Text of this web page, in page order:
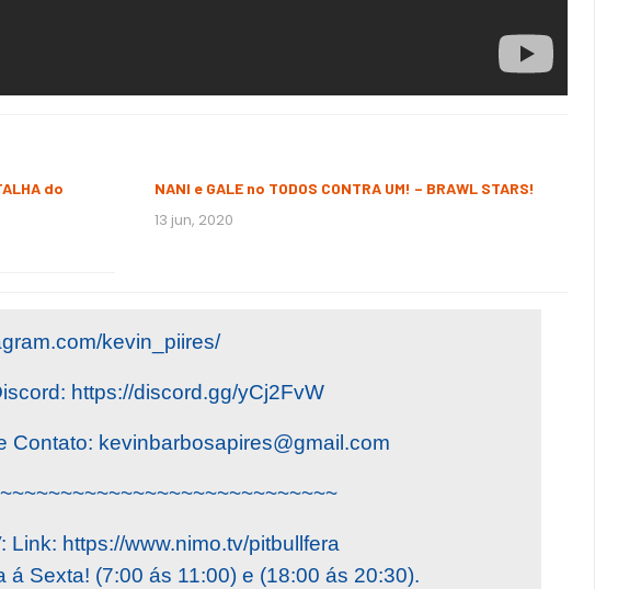
do
NANI e GALE no TODOS CONTRA UM! – BRAWL STARS!
13 jun, 2020
kevin_piires/
https://discord.gg/yCj2FvW
Contato: kevinbarbosapires@gmail.com
Link: https://www.nimo.tv/pitbullfera
á Sexta! (7:00 ás 11:00) e (18:00 ás 20:30).